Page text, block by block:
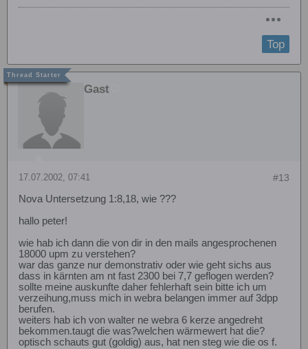
Top
Gast
#13
17.07.2002, 07:41
Nova Untersetzung 1:8,18, wie ???
hallo peter!
wie hab ich dann die von dir in den mails angesprochenen
18000 upm zu verstehen?
war das ganze nur demonstrativ oder wie geht sichs aus
dass in kärnten am nt fast 2300 bei 7,7 geflogen werden?
sollte meine auskunfte daher fehlerhaft sein bitte ich um
verzeihung,muss mich in webra belangen immer auf 3dpp
berufen.
weiters hab ich von walter ne webra 6 kerze angedreht
bekommen.taugt die was?welchen wärmewert hat die?
optisch schauts gut (goldig) aus, hat nen steg wie die os f.